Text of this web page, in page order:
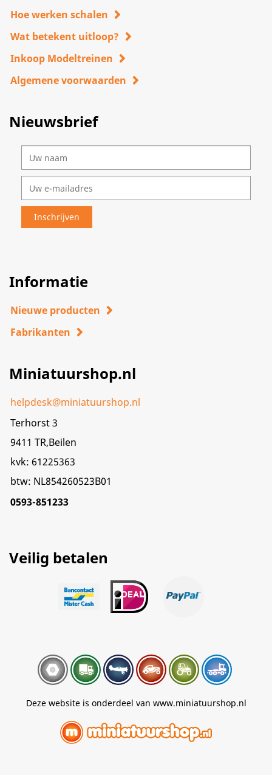
Hoe werken schalen
Wat betekent uitloop?
Inkoop Modeltreinen
Algemene voorwaarden
Nieuwsbrief
Informatie
Nieuwe producten
Fabrikanten
Miniatuurshop.nl
helpdesk@miniatuurshop.nl
Terhorst 3
9411 TR,Beilen
kvk: 61225363
btw: NL854260523B01
0593-851233
Veilig betalen
Deze website is onderdeel van www.miniatuurshop.nl